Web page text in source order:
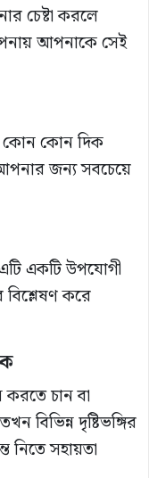
চেষ্টা করলে
আপনাকে সেই
কোন কোন দিক
জন্য সবচেয়ে
একটি উপযোগী
বিশ্লেষণ করে
চান বা
বিভিন্ন দৃষ্টিভঙ্গির
নিতে সহায়তা